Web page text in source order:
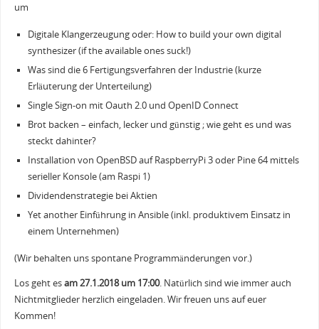
um
Digitale Klangerzeugung oder: How to build your own digital
synthesizer (if the available ones suck!)
Was sind die 6 Fertigungsverfahren der Industrie (kurze
Erläuterung der Unterteilung)
Single Sign-on mit Oauth 2.0 und OpenID Connect
Brot backen – einfach, lecker und günstig ; wie geht es und was
steckt dahinter?
Installation von OpenBSD auf RaspberryPi 3 oder Pine 64 mittels
serieller Konsole (am Raspi 1)
Dividendenstrategie bei Aktien
Yet another Einführung in Ansible (inkl. produktivem Einsatz in
einem Unternehmen)
(Wir behalten uns spontane Programmänderungen vor.)
Los geht esam 27.1.2018 um 17:00. Natürlich sind wie immer auch
Nichtmitglieder herzlich eingeladen. Wir freuen uns auf euer
Kommen!